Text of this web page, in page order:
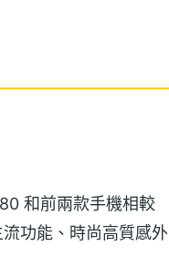
和前兩款手機相較
功能、時尚高質感外